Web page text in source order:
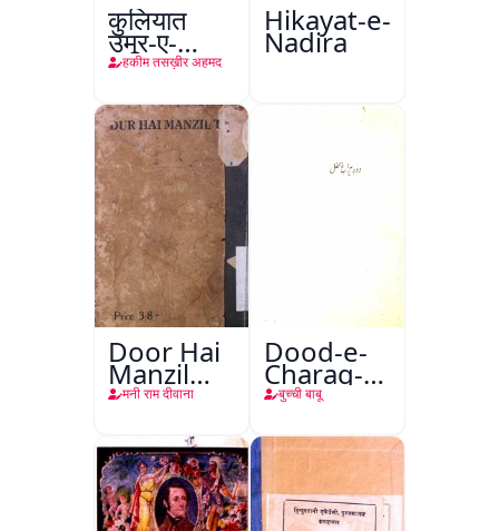
कुलियात
उमूर-ए-
तबीइया
हकीम तसख़ीर अहमद
Hikayat-e-
Nadira
Door Hai
Manzil
Teri
मनी राम दीवाना
Dood-e-
Charag-e-
Mahfil
बुच्ची बाबू